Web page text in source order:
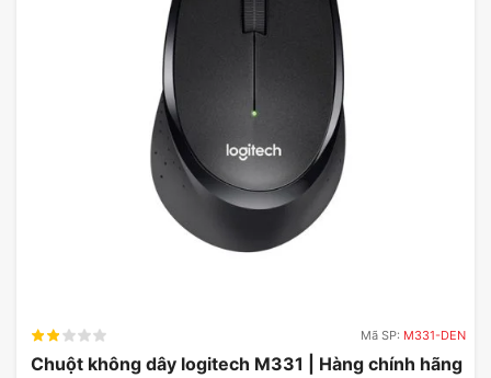
Mã SP: M331-DEN
Chuột không dây logitech M331 | Hàng chính hãng